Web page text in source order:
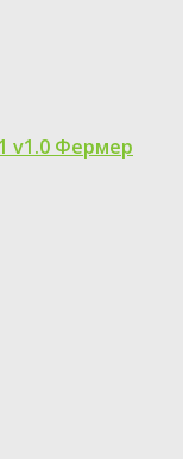
v1.0 Фермер